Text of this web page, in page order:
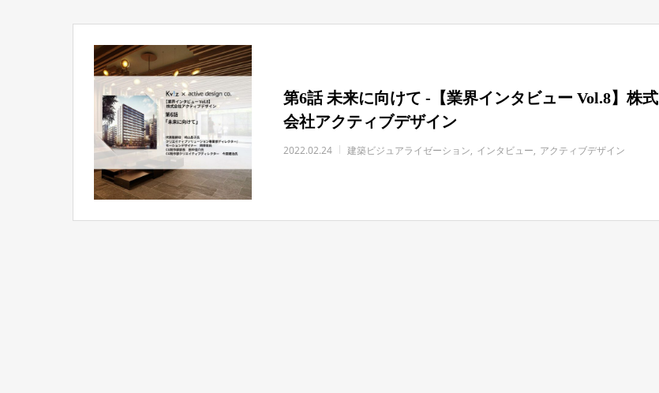
第6話 未来に向けて -【業界インタビュー Vol.8】株式
会社アクティブデザイン
2022.02.24 建築ビジュアライゼーション インタビュー アクティブデザイン